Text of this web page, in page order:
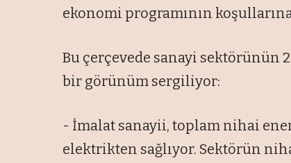
ekonomi programının
Bu çerçevede sanayi sektörünün
bir görünüm sergiliyor:
- İmalat sanayii, toplam nihai
elektrikten sağlıyor. Sektörün